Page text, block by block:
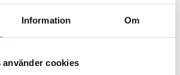
Information Om
använder cookies